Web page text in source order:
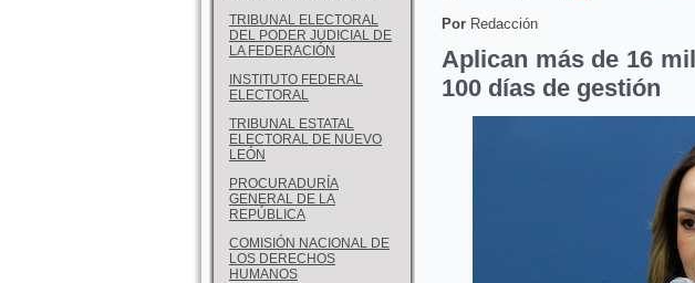
TRIBUNAL ELECTORAL
DEL PODER JUDICIAL DE
LA FEDERACIÓN
INSTITUTO FEDERAL
ELECTORAL
TRIBUNAL ESTATAL
ELECTORAL DE NUEVO
LEÓN
PROCURADURÍA
GENERAL DE LA
REPÚBLICA
COMISIÓN NACIONAL DE
LOS DERECHOS
HUMANOS
Por Redacción
Aplican más de 16
100 días de gestión